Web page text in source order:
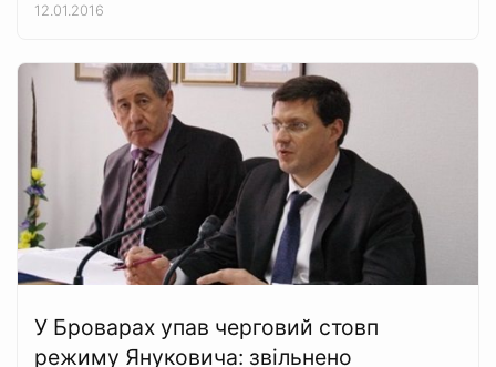
12.01.2016
У Броварах упав черговий стовп
режиму Януковича: звільнено